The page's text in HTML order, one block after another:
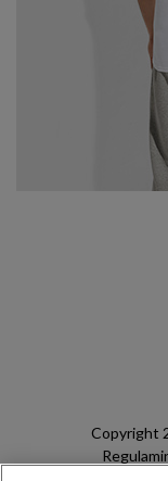
Copyright